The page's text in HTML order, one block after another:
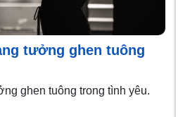
tưởng ghen tuông
ghen tuông trong tình yêu.